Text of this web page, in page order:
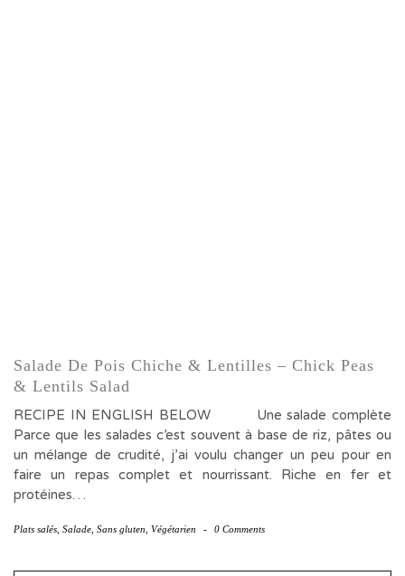
Salade De Pois Chiche & Lentilles – Chick Peas
& Lentils Salad
RECIPE IN ENGLISH BELOW Une salade complète
Parce que les salades c’est souvent à base de riz, pâtes ou
un mélange de crudité, j’ai voulu changer un peu pour en
faire un repas complet et nourrissant. Riche en fer et
protéines…
Plats salés Salade Sans gluten Végétarien - 0 Comments